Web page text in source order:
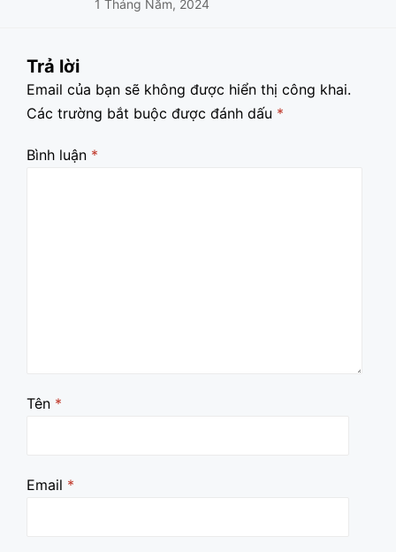
1 Tháng Năm, 2024
Trả lời
Email của bạn sẽ không được hiển thị công khai.
Các trường bắt buộc được đánh dấu *
Bình luận *
Tên *
Email *